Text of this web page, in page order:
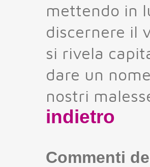
mettendo in
discernere il
si rivela
dare un
nostri
indietro
Commenti